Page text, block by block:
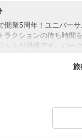
開業5周年！ユニバー
ラクションの待ち時間
ットが満載です。パー
旅